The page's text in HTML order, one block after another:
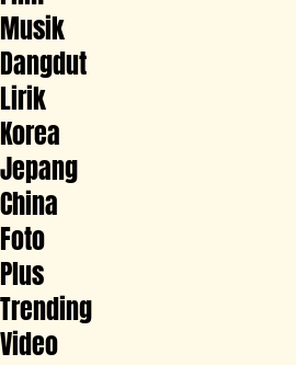
Musik
Dangdut
Lirik
Korea
Jepang
China
Foto
Plus
Trending
Video